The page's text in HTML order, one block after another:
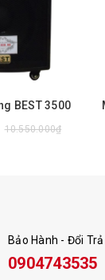
BEST 3500
10.550.000₫
Bảo Hành - Đổi Trả
0904743535